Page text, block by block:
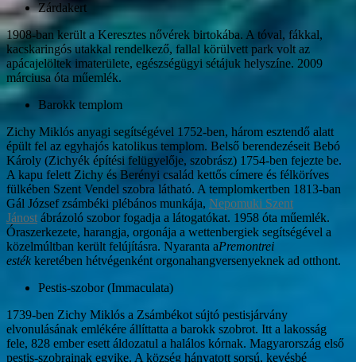
Zárdakert
1908-ban került a Keresztes nővérek birtokába. A tóval, fákkal,
kacskaringós utakkal rendelkező, fallal körülvett park volt az
apácajelöltek imaterülete, egészségügyi sétájuk helyszíne. 2009
márciusa óta műemlék.
Barokk templom
Zichy Miklós anyagi segítségével 1752-ben, három esztendő alatt
épült fel az egyhajós katolikus templom. Belső berendezéseit Bebó
Károly (Zichyék építési felügyelője, szobrász) 1754-ben fejezte be.
A kapu felett Zichy és Berényi család kettős címere és félköríves
fülkében Szent Vendel szobra látható. A templomkertben 1813-ban
Gál József zsámbéki plébános munkája, Nepomuki Szent
Jánost ábrázoló szobor fogadja a látogatókat. 1958 óta műemlék.
Óraszerkezete, harangja, orgonája a wettenbergiek segítségével a
közelmúltban került felújításra. Nyaranta aPremontrei
esték keretében hétvégenként orgonahangversenyeknek ad otthont.
Pestis-szobor (Immaculata)
1739-ben Zichy Miklós a Zsámbékot sújtó pestisjárvány
elvonulásának emlékére állíttatta a barokk szobrot. Itt a lakosság
fele, 828 ember esett áldozatul a halálos kórnak. Magyarország első
pestis-szobrainak egyike. A község hányatott sorsú, kevésbé